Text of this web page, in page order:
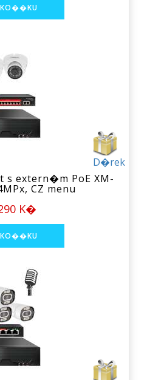
D�rek
s extern�m PoE XM-
CZ menu
K�